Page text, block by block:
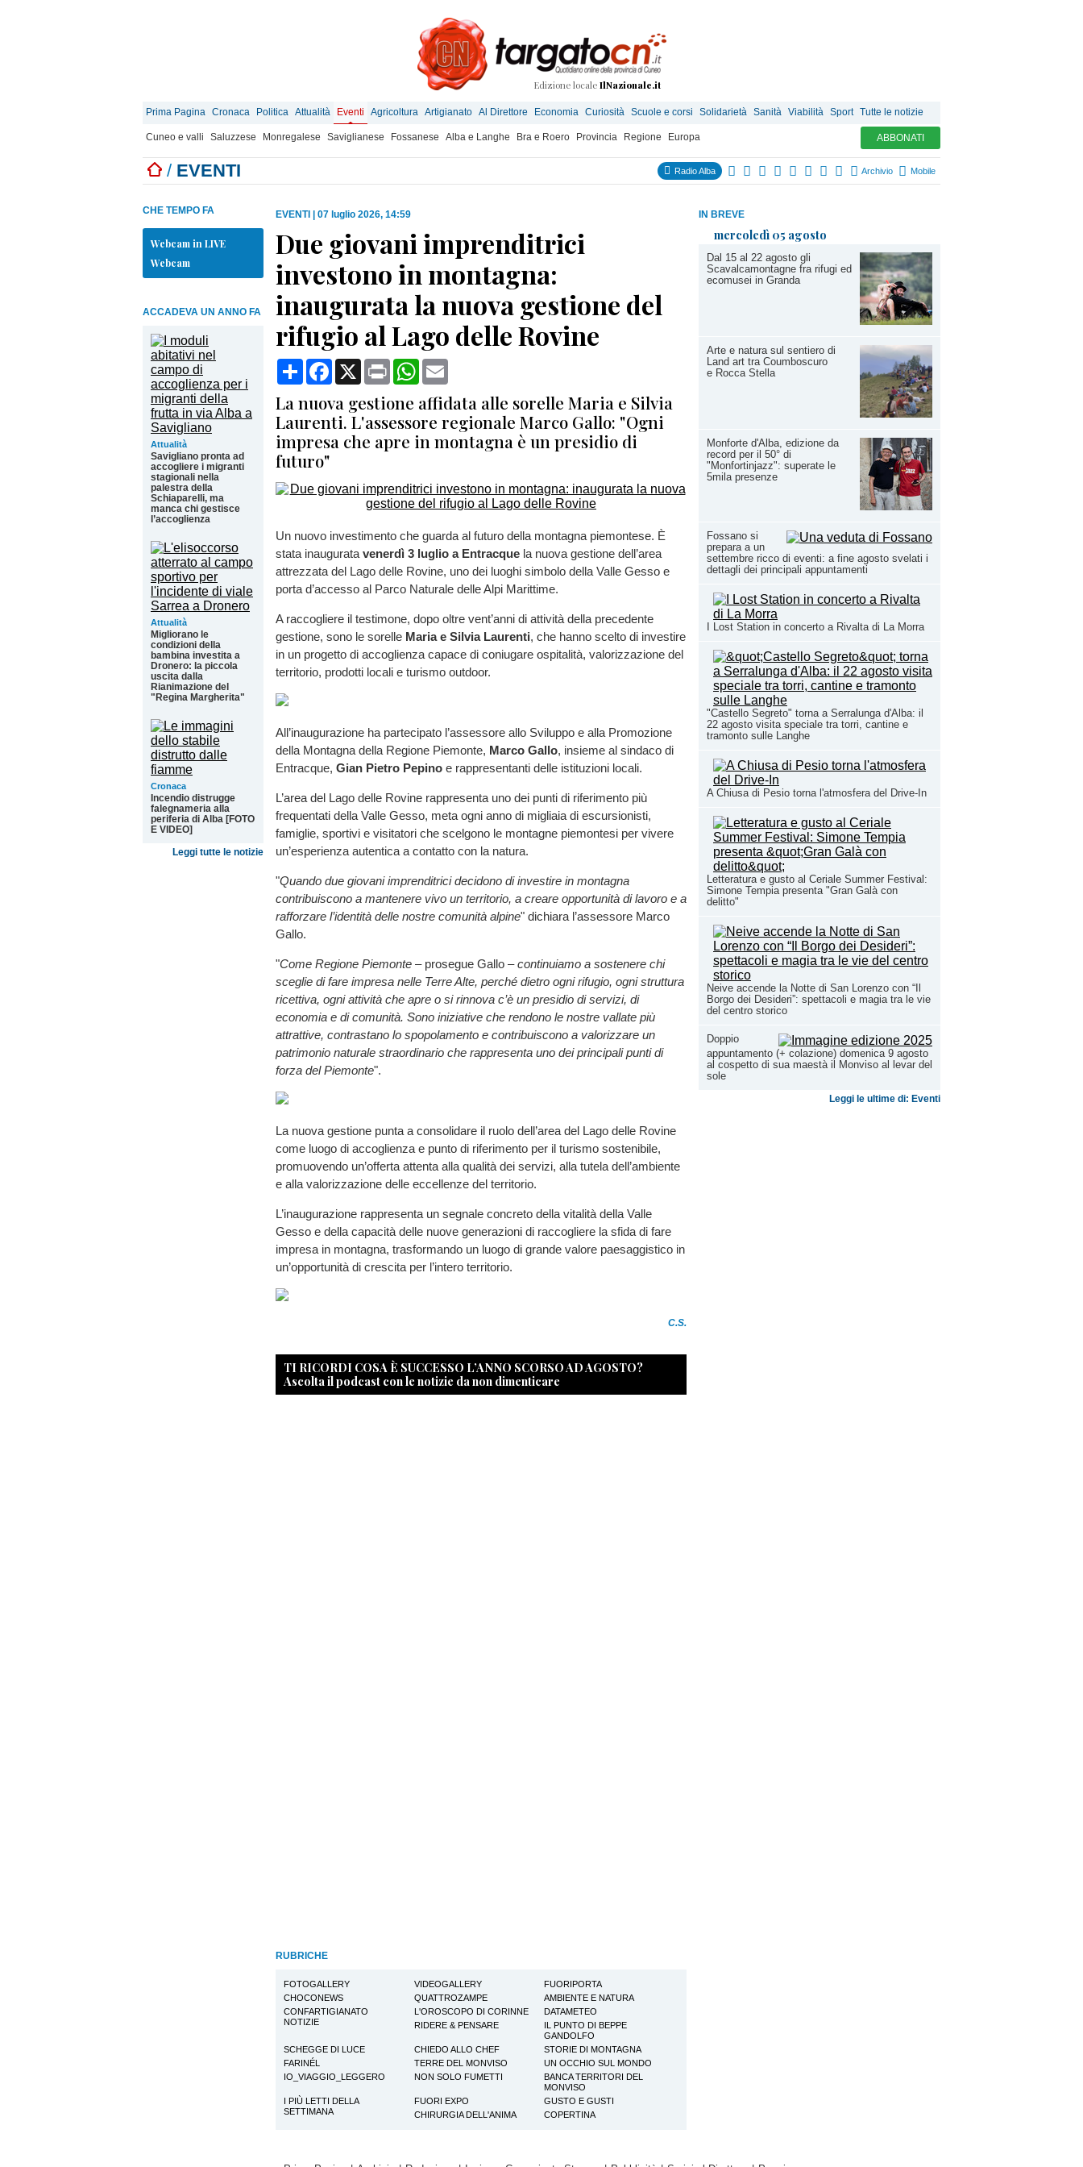
Edizione locale IlNazionale.it
Prima Pagina Cronaca Politica Attualità Eventi Agricoltura Artigianato Al Direttore Economia Curiosità Scuole e corsi Solidarietà Sanità Viabilità Sport Tutte le notizie
Cuneo e valli Saluzzese Monregalese Saviglianese Fossanese Alba e Langhe Bra e Roero Provincia Regione Europa ABBONATI
/ EVENTI Radio Alba Archivio Mobile
IN BREVE
mercoledì 05 agosto
Dal 15 al 22 agosto gli
Scavalcamontagne fra rifugi ed
ecomusei in Granda
Arte e natura sul sentiero di
Land art tra Coumboscuro
e Rocca Stella
Monforte d'Alba, edizione da
record per il 50° di
"Monfortinjazz": superate le
5mila presenze
Fossano si
prepara a un
settembre ricco di eventi: a fine agosto svelati i
dettagli dei principali appuntamenti
I Lost Station in concerto a Rivalta di La Morra
"Castello Segreto" torna a Serralunga d'Alba: il
22 agosto visita speciale tra torri, cantine e
tramonto sulle Langhe
A Chiusa di Pesio torna l'atmosfera del Drive-In
Letteratura e gusto al Ceriale Summer Festival:
Simone Tempia presenta "Gran Galà con
delitto"
Neive accende la Notte di San Lorenzo con “Il
Borgo dei Desideri”: spettacoli e magia tra le vie
del centro storico
Doppio
appuntamento (+ colazione) domenica 9 agosto
al cospetto di sua maestà il Monviso al levar del
sole
Leggi le ultime di: Eventi
CHE TEMPO FA
Webcam in LIVE
Webcam
ACCADEVA UN ANNO FA
Attualità
Savigliano pronta ad
accogliere i migranti
stagionali nella
palestra della
Schiaparelli, ma
manca chi gestisce
l’accoglienza
Attualità
Migliorano le
condizioni della
bambina investita a
Dronero: la piccola
uscita dalla
Rianimazione del
"Regina Margherita"
Cronaca
Incendio distrugge
falegnameria alla
periferia di Alba [FOTO
E VIDEO]
Leggi tutte le notizie
EVENTI 07 luglio 2026, 14:59
Due giovani imprenditrici
investono in montagna:
inaugurata la nuova gestione del
rifugio al Lago delle Rovine
CondividiFacebook
X Print WhatsApp
La nuova gestione affidata alle sorelle Maria e Silvia
Laurenti. L'assessore regionale Marco Gallo: "Ogni
impresa che apre in montagna è un presidio di
futuro"
Un nuovo investimento che guarda al futuro della montagna piemontese. È
stata inaugurata venerdì 3 luglio a Entracque la nuova gestione dell’area
attrezzata del Lago delle Rovine, uno dei luoghi simbolo della Valle Gesso e
porta d’accesso al Parco Naturale delle Alpi Marittime.
A raccogliere il testimone, dopo oltre vent’anni di attività della precedente
gestione, sono le sorelle Maria e Silvia Laurenti, che hanno scelto di investire
in un progetto di accoglienza capace di coniugare ospitalità, valorizzazione del
territorio, prodotti locali e turismo outdoor.
All’inaugurazione ha partecipato l’assessore allo Sviluppo e alla Promozione
della Montagna della Regione Piemonte, Marco Gallo, insieme al sindaco di
Entracque, Gian Pietro Pepino e rappresentanti delle istituzioni locali.
L’area del Lago delle Rovine rappresenta uno dei punti di riferimento più
frequentati della Valle Gesso, meta ogni anno di migliaia di escursionisti,
famiglie, sportivi e visitatori che scelgono le montagne piemontesi per vivere
un’esperienza autentica a contatto con la natura.
"Quando due giovani imprenditrici decidono di investire in montagna
contribuiscono a mantenere vivo un territorio, a creare opportunità di lavoro e a
rafforzare l’identità delle nostre comunità alpine" dichiara l’assessore Marco
Gallo.
"Come Regione Piemonte – prosegue Gallo –continuiamo a sostenere chi
sceglie di fare impresa nelle Terre Alte, perché dietro ogni rifugio, ogni struttura
ricettiva, ogni attività che apre o si rinnova c’è un presidio di servizi, di
economia e di comunità. Sono iniziative che rendono le nostre vallate più
attrattive, contrastano lo spopolamento e contribuiscono a valorizzare un
patrimonio naturale straordinario che rappresenta uno dei principali punti di
forza del Piemonte".
La nuova gestione punta a consolidare il ruolo dell’area del Lago delle Rovine
come luogo di accoglienza e punto di riferimento per il turismo sostenibile,
promuovendo un’offerta attenta alla qualità dei servizi, alla tutela dell’ambiente
e alla valorizzazione delle eccellenze del territorio.
L’inaugurazione rappresenta un segnale concreto della vitalità della Valle
Gesso e della capacità delle nuove generazioni di raccogliere la sfida di fare
impresa in montagna, trasformando un luogo di grande valore paesaggistico in
un’opportunità di crescita per l’intero territorio.
C.S.
TI RICORDI COSA È SUCCESSO L’ANNO SCORSO AD AGOSTO?
Ascolta il podcast con le notizie da non dimenticare
RUBRICHE
FOTOGALLERY VIDEOGALLERY
FUORIPORTA
CHOCONEWS
QUATTROZAMPE
AMBIENTE E NATURA
CONFARTIGIANATO
NOTIZIE
L'OROSCOPO DI CORINNE
DATAMETEO
RIDERE & PENSARE
IL PUNTO DI BEPPE
GANDOLFO
SCHEGGE DI LUCE
CHIEDO ALLO CHEF
STORIE DI MONTAGNA
FARINÉL
TERRE DEL MONVISO
UN OCCHIO SUL MONDO
IO_VIAGGIO_LEGGERO
NON SOLO FUMETTI
BANCA TERRITORI DEL
MONVISO
I PIÙ LETTI DELLA
SETTIMANA
FUORI EXPO
GUSTO E GUSTI
CHIRURGIA DELL'ANIMA
COPERTINA